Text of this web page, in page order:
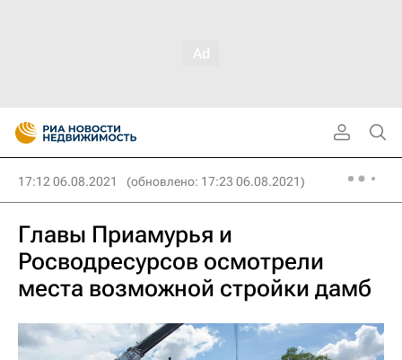
17:12 06.08.2021 (обновлено: 17:23 06.08.2021)
Главы Приамурья и
Росводресурсов осмотрели
места возможной стройки дамб